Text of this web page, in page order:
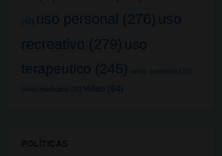
(42) uso personal (276) uso
recreativo (279) uso
terapeutico (245) venta cannabis (38)
venta marihuana (32) video (64)